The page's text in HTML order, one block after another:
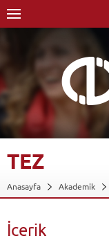
TEZ
Anasayfa Akademik
İçerik